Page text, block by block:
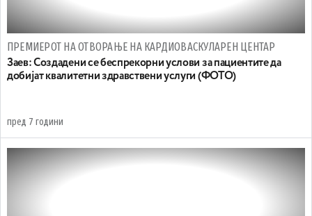
ПРЕМИЕРОТ НА ОТВОРАЊЕ НА КАРДИОВАСКУЛАРЕН ЦЕНТАР
Заев: Создадени се беспрекорни услови за пациентите да
добијат квалитетни здравствени услуги (ФОТО)
пред 7 години